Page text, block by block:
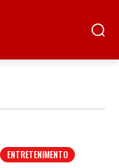
ENTRETENIMENTO